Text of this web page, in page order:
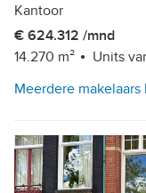
Kantoor
€ 624.312 /mnd
14.270 m²
Units
Meerdere